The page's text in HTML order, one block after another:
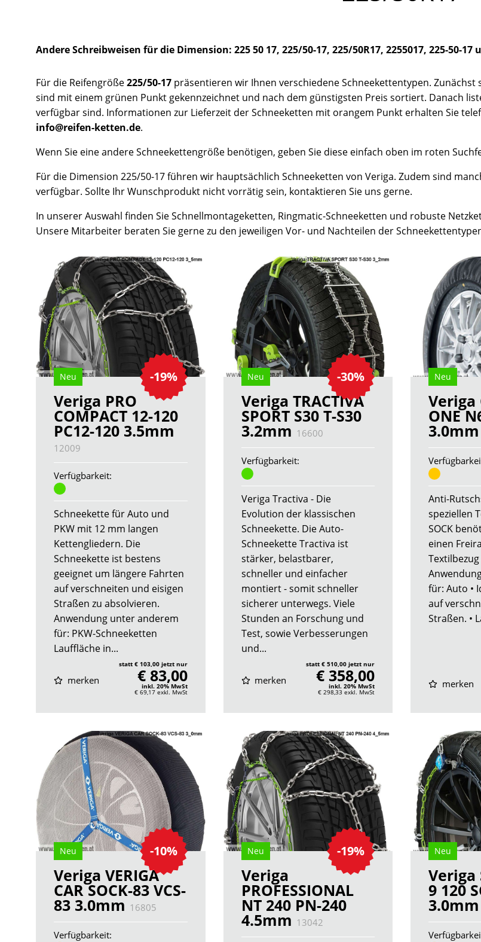
Andere Schreibweisen für die Dimension: 225 50 17, 225/50-17, 225/50R17, 2255017, 225-50-17
Für die Reifengröße225/50-17 präsentieren wir Ihnen verschiedene Schneekettentypen. Zunächst
sind mit einem grünen Punkt gekennzeichnet und nach dem günstigsten Preis sortiert. Danach
verfügbar sind. Informationen zur Lieferzeit der Schneeketten mit orangem Punkt erhalten Sie
info@reifen-ketten.de.
Wenn Sie eine andere Schneekettengröße benötigen, geben Sie diese einfach oben im roten
Für die Dimension 225/50-17 führen wir hauptsächlich Schneeketten von Veriga. Zudem sind
verfügbar. Sollte Ihr Wunschprodukt nicht vorrätig sein, kontaktieren Sie uns gerne.
In unserer Auswahl finden Sie Schnellmontageketten, Ringmatic-Schneeketten und robuste
Unsere Mitarbeiter beraten Sie gerne zu den jeweiligen Vor- und Nachteilen der
-19%
Neu
Veriga PRO
COMPACT 12-120
PC12-120 3.5mm
12009
Verfügbarkeit:
Schneekette für Auto und
PKW mit 12 mm langen
Kettengliedern. Die
Schneekette ist bestens
geeignet um längere Fahrten
auf verschneiten und eisigen
Straßen zu absolvieren.
Anwendung unter anderem
für: PKW-Schneeketten
Lauffläche in...
merken
statt € 103,00 jetzt nur
€ 83,00
inkl. 20% MwSt
€ 69,17 exkl. MwSt
-30%
Neu
Veriga TRACTIVA
SPORT S30 T-S30
3.2mm 16600
Verfügbarkeit:
Veriga Tractiva - Die
Evolution der klassischen
Schneekette. Die Auto-
Schneekette Tractiva ist
stärker, belastbarer,
schneller und einfacher
montiert - somit schneller
sicherer unterwegs. Viele
Stunden an Forschung und
Test, sowie Verbesserungen
und...
merken
statt € 510,00 jetzt nur
€ 358,00
inkl. 20% MwSt
€ 298,33 exkl. MwSt
Neu
Veriga
ONE
3.0mm
Anti-
speziellen
SOCK
einen
für: Auto •
auf
Straßen. •
merken
-10%
Neu
Veriga VERIGA
CAR SOCK-83 VCS-
83 3.0mm 16805
Verfügbarkeit:
-19%
Neu
Veriga
PROFESSIONAL
NT 240 PN-240
4.5mm 13042
Neu
Veriga
9 120
3.0mm